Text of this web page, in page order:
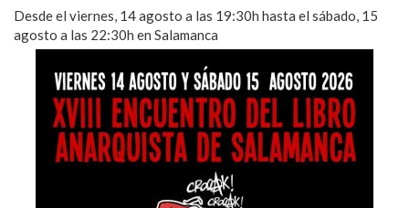
Desde el viernes, 14 agosto a las 19:30h hasta el sábado, 15
agosto a las 22:30h en Salamanca